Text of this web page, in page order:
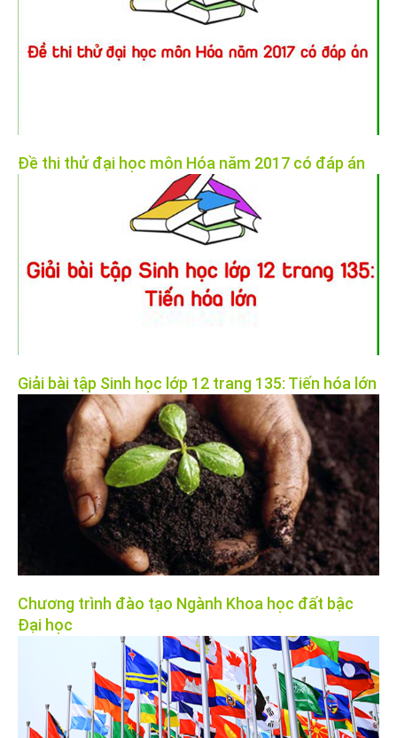
Đề thi thử đại học môn Hóa năm 2017 có đáp án
Giải bài tập Sinh học lớp 12 trang 135: Tiến hóa lớn
Chương trình đào tạo Ngành Khoa học đất bậc
Đại học